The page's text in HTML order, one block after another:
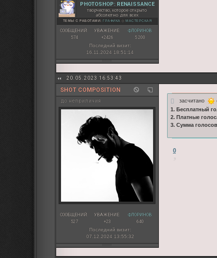
PHOTOSHOP: RENAISSANCE
творчество, которое открыто
абсолютно для всех
ТЕМЫ С РАБОТАМИ: ГРАФИКА ◇ МАСТЕРСКАЯ
СООБЩЕНИЙ:
574
УВАЖЕНИЕ:
+2426
ФЛОРИНОВ:
5 200
Последний визит:
16.11.2024 18:51:14
20.05.2023 16:53:43
SHOT COMPOSITION
до неприличия
СООБЩЕНИЙ:
527
УВАЖЕНИЕ:
+23
ФЛОРИНОВ:
640
Последний визит:
07.12.2024 13:55:32
засчитано
1. Бесплатный
2. Платные
3. Сумма
0